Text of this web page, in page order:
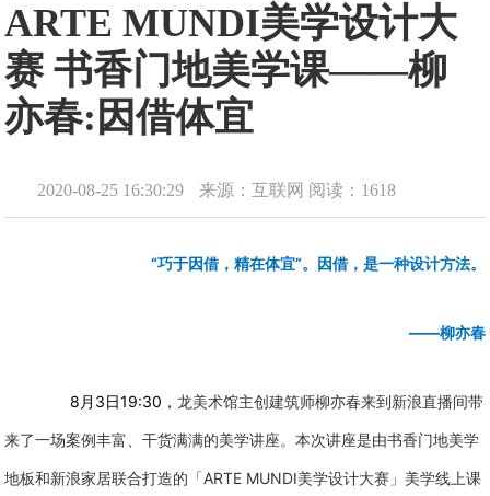
ARTE MUNDI美学设计大
赛 书香门地美学课——柳
亦春:因借体宜
2020-08-25 16:30:29 来源：互联网 阅读：1618
“巧于因借，精在体宜”。因借，是一种设计方法。
——柳亦春
8 月 3日19:30 ，龙美术馆主创建筑师柳亦春来到新浪直播间带
来了一场案例丰富、干货满满的美学讲座。本次讲座是由书香门地美学
地板和新浪家居联合打造的「ARTE MUNDI美学设计大赛」美学线上课